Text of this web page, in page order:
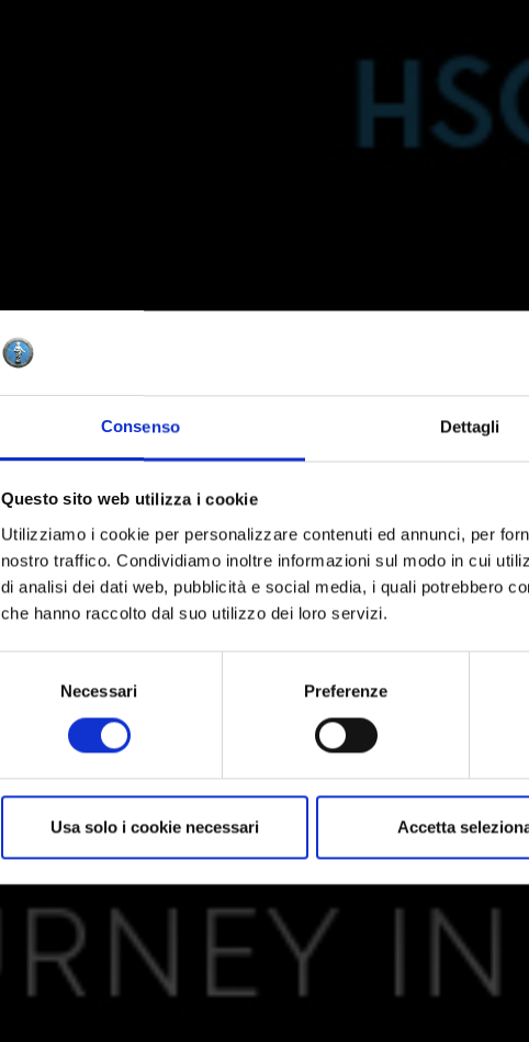
Consenso Dettagli
Questo sito web utilizza i cookie
Utilizziamo i cookie per personalizzare contenuti ed annunci, per
nostro traffico. Condividiamo inoltre informazioni sul modo in cui
di analisi dei dati web, pubblicità e social media, i quali potrebbero
che hanno raccolto dal suo utilizzo dei loro servizi.
Necessari Preferenze
Usa solo i cookie necessari Accetta